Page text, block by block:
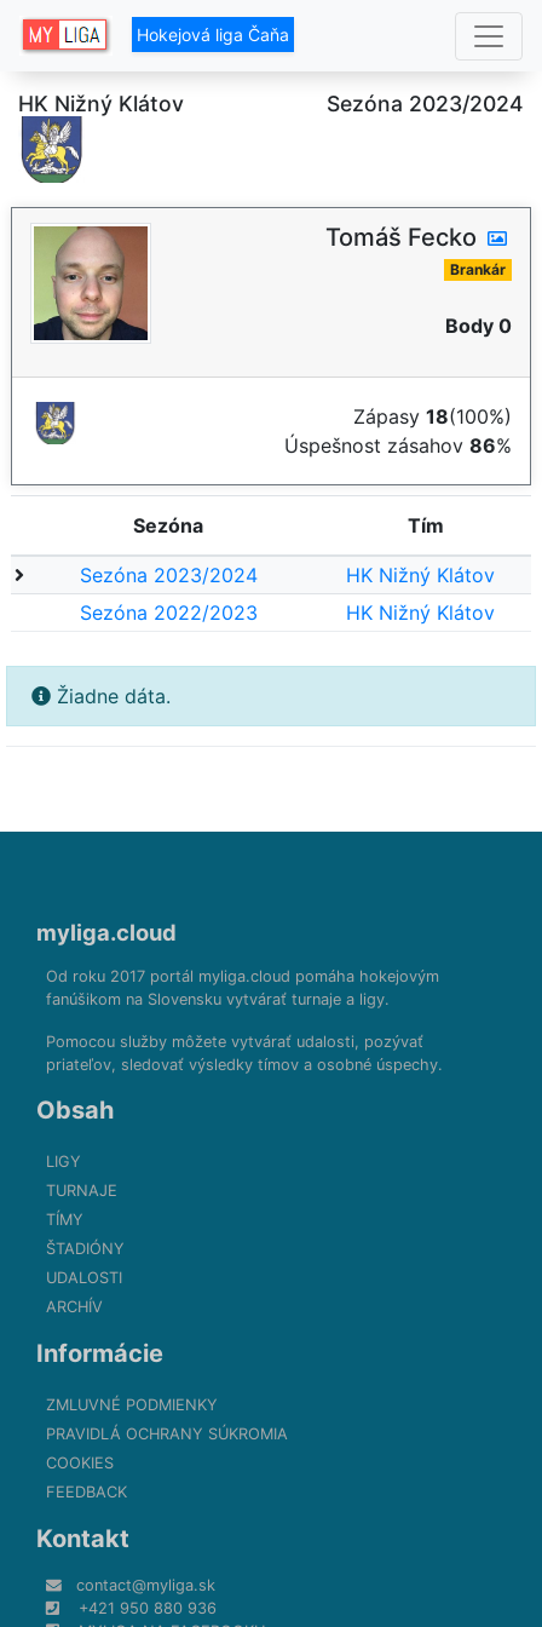
Hokejová liga Čaňa
HK Nižný Klátov Sezóna 2023/2024
Tomáš Fecko
Brankár
Body 0
Zápasy 18(100%)
Úspešnost zásahov 86%
Sezóna Tím
Sezóna 2023/2024
HK Nižný Klátov
Sezóna 2022/2023
HK Nižný Klátov
Žiadne dáta.
myliga.cloud
Od roku 2017 portál myliga.cloud pomáha hokejovým
fanúšikom na Slovensku vytvárať turnaje a ligy.
Pomocou služby môžete vytvárať udalosti, pozývať
priateľov, sledovať výsledky tímov a osobné úspechy.
Obsah
LIGY
TURNAJE
TÍMY
ŠTADIÓNY
UDALOSTI
ARCHÍV
Informácie
ZMLUVNÉ PODMIENKY
PRAVIDLÁ OCHRANY SÚKROMIA
COOKIES
FEEDBACK
Kontakt
contact@myliga.sk
+421 950 880 936